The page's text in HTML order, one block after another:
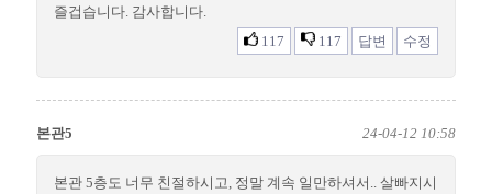
즐겁습니다. 감사합니다.
117
117 답변 수정
본관5 24-04-12 10:58
본관 5층도 너무 친절하시고, 정말 계속 일만하셔서.. 살빠지시